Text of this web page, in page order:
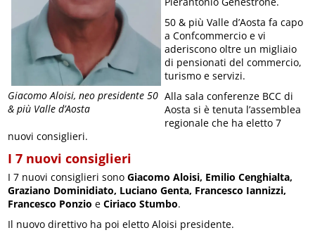
Giacomo Aloisi, neo presidente 50
& più Valle d’Aosta
50 & più Valle d’Aosta fa capo
a Confcommercio e vi
aderiscono oltre un migliaio
di pensionati del commercio,
turismo e servizi.
Alla sala conferenze BCC di
Aosta si è tenuta l’assemblea
regionale che ha eletto 7
nuovi consiglieri.
I 7 nuovi consiglieri
I 7 nuovi consiglieri sonoGiacomo Aloisi, Emilio Cenghialta,
Graziano Dominidiato, Luciano Genta, Francesco Iannizzi,
Francesco Ponzio eCiriaco Stumbo.
Il nuovo direttivo ha poi eletto Aloisi presidente.